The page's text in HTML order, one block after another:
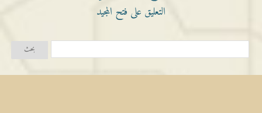
التعليق على فتح المجيد